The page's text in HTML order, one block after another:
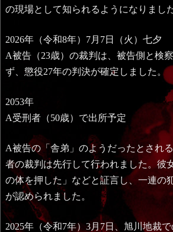
の現場として知られるようになりまし
2026年（令和8年）7月7日（火）七夕
A被告（23歳）の裁判は、被告側と検
ず、懲役27年の判決が確定しました。
2053年
A受刑者（50歳）で出所予定
A被告の「舎弟」のようだったとされ
者の裁判は先行して行われました。彼
の体を押した」などと証言し、一連の
が認められました。
2025年（令和7年）3月7日、旭川地裁